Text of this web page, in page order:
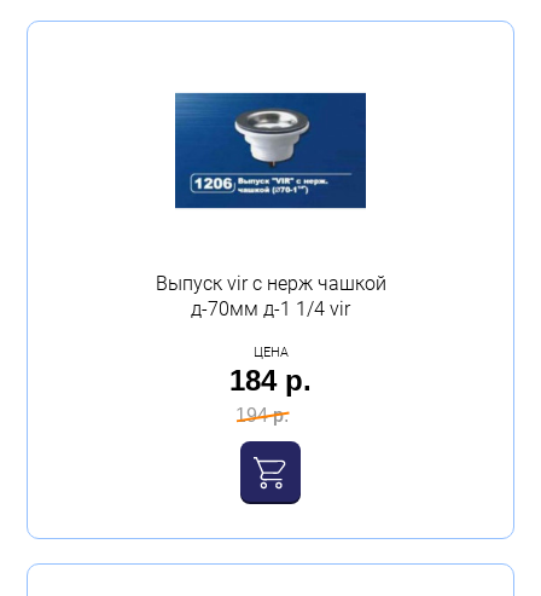
Выпуск vir с нерж чашкой
д-70мм д-1 1/4 vir
ЦЕНА
184 р.
194 р.